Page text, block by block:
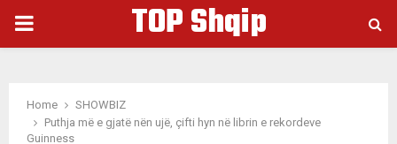
PRIMARY
TOP Shqip
Home
SHOWBIZ
Puthja më e gjatë nën ujë, çifti hyn në librin e rekordeve
Guinness